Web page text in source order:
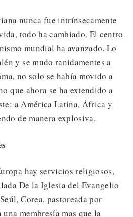
nunca fue intrínsecamente
todo ha cambiado. El centro
mundial ha avanzado. Lo
y se mudo ranidamentes a
no solo se había movido a
que ahora se ha extendido a
a América Latina, África y
de manera explosiva.
hay servicios religiosos,
De la Iglesia del Evangelio
Corea, pastoreada por
membresía mas que la